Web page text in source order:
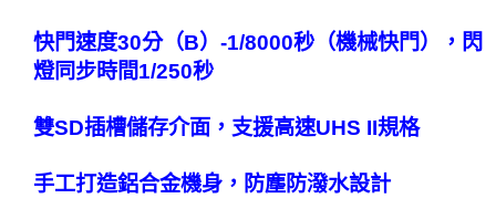
快門速度30分（B）-1/8000秒（機械快門），閃
燈同步時間1/250秒
雙SD插槽儲存介面，支援高速UHS II規格
手工打造鋁合金機身，防塵防潑水設計